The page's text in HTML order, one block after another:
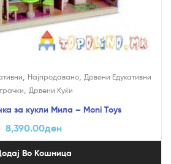
Најпродавано Дрвени Едукативни
Дрвени Куќи
за кукли Мила – Moni Toys
8,390.00ден
Во Кошница